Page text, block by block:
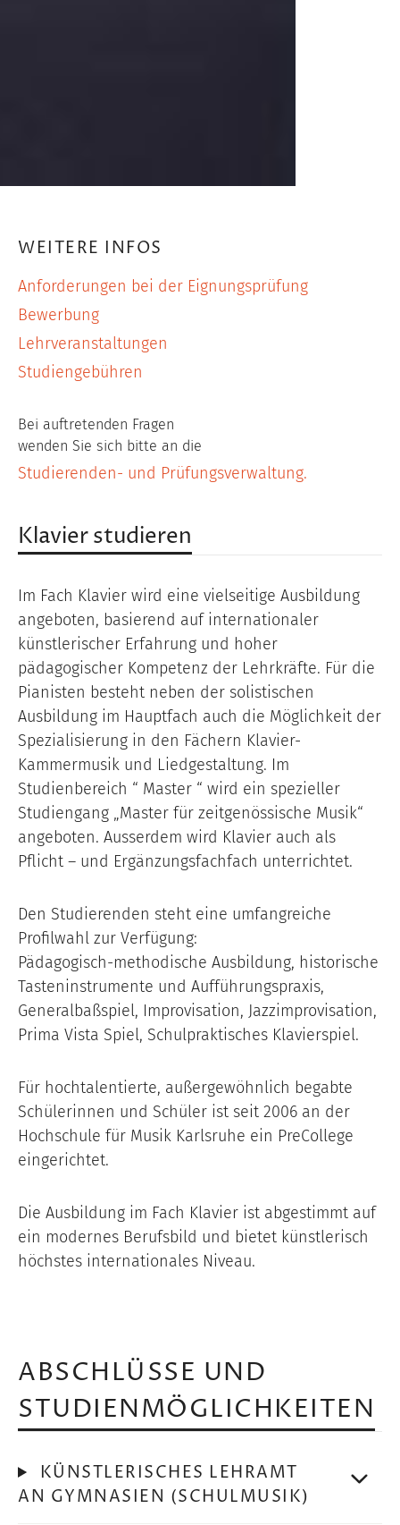
WEITERE INFOS
Anforderungen bei der Eignungsprüfung
Bewerbung
Lehrveranstaltungen
Studiengebühren
Bei auftretenden Fragen
wenden Sie sich bitte an die
Studierenden- und Prüfungsverwaltung.
Klavier studieren
Im Fach Klavier wird eine vielseitige Ausbildung
angeboten, basierend auf internationaler
künstlerischer Erfahrung und hoher
pädagogischer Kompetenz der Lehrkräfte. Für die
Pianisten besteht neben der solistischen
Ausbildung im Hauptfach auch die Möglichkeit der
Spezialisierung in den Fächern Klavier-
Kammermusik und Liedgestaltung. Im
Studienbereich “ Master “ wird ein spezieller
Studiengang „Master für zeitgenössische Musik“
angeboten. Ausserdem wird Klavier auch als
Pflicht – und Ergänzungsfachfach unterrichtet.
Den Studierenden steht eine umfangreiche
Profilwahl zur Verfügung:
Pädagogisch-methodische Ausbildung, historische
Tasteninstrumente und Aufführungspraxis,
Generalbaßspiel, Improvisation, Jazzimprovisation,
Prima Vista Spiel, Schulpraktisches Klavierspiel.
Für hochtalentierte, außergewöhnlich begabte
Schülerinnen und Schüler ist seit 2006 an der
Hochschule für Musik Karlsruhe ein PreCollege
eingerichtet.
Die Ausbildung im Fach Klavier ist abgestimmt auf
ein modernes Berufsbild und bietet künstlerisch
höchstes internationales Niveau.
ABSCHLÜSSE UND
STUDIENMÖGLICHKEITEN
KÜNSTLERISCHES LEHRAMT
AN GYMNASIEN (SCHULMUSIK)